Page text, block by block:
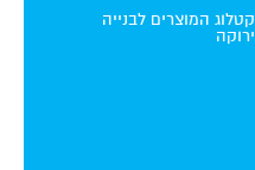
קטלוג המוצרים לבנייה
ירוקה